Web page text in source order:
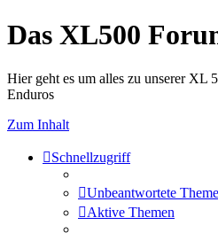
Das XL500
Hier geht es um alles zu unserer XL
Enduros
Zum Inhalt
Schnellzugriff
Unbeantwortete
Aktive Themen